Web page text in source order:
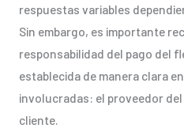
respuestas variables
Sin embargo, es importante
responsabilidad del pago del
establecida de manera clara
involucradas: el proveedor
cliente.